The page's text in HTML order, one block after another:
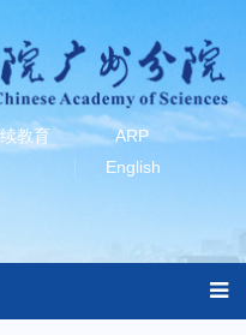
教育
ARP
English